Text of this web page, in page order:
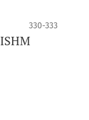
330-333